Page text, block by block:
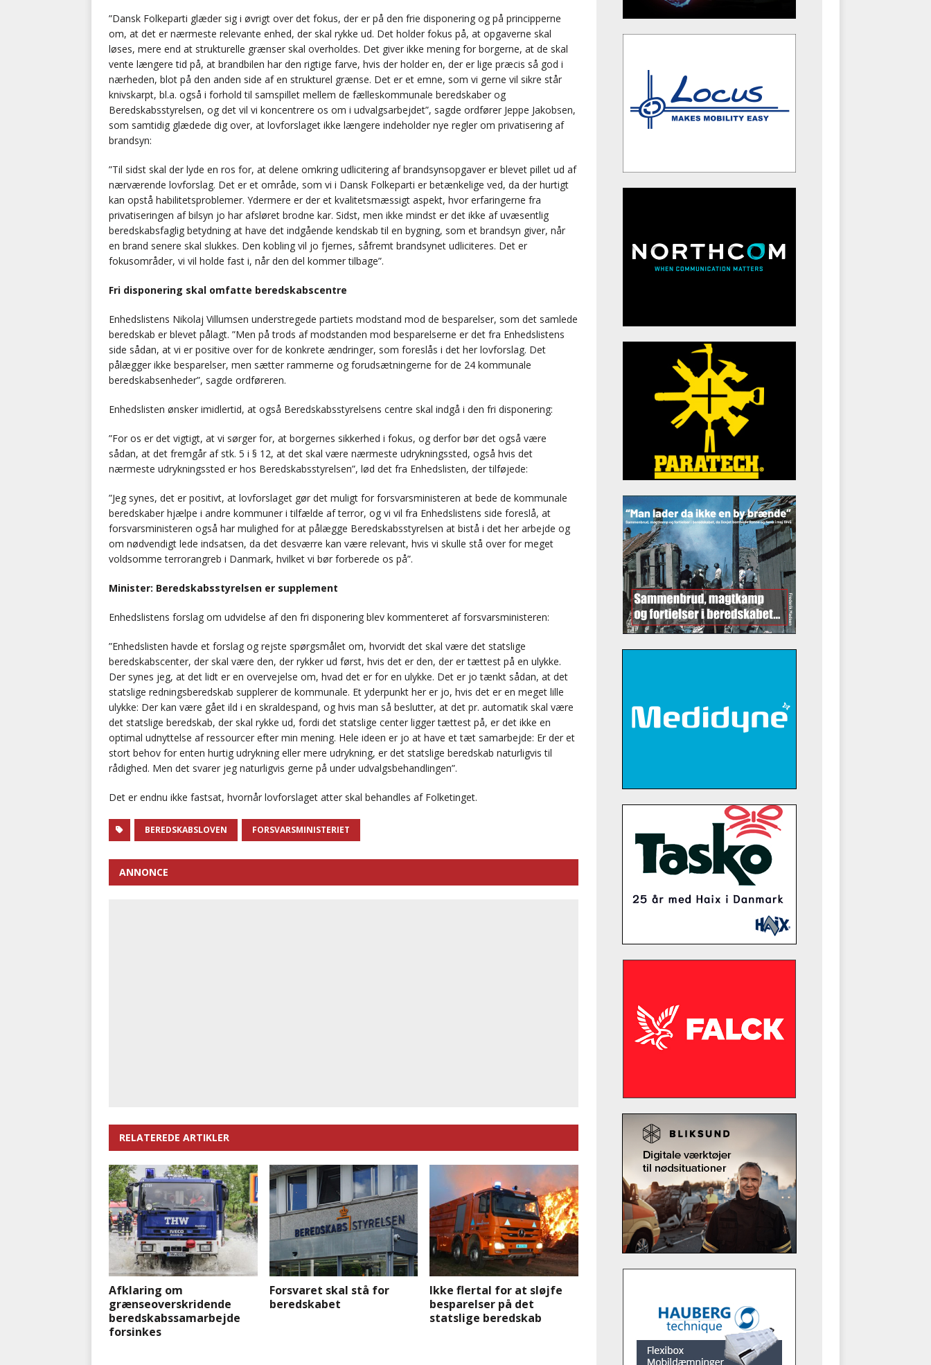
”Dansk Folkeparti glæder sig i øvrigt over det fokus, der er på den frie disponering og på principperne
om, at det er nærmeste relevante enhed, der skal rykke ud. Det holder fokus på, at opgaverne skal
løses, mere end at strukturelle grænser skal overholdes. Det giver ikke mening for borgerne, at de skal
vente længere tid på, at brandbilen har den rigtige farve, hvis der holder en, der er lige præcis så god i
nærheden, blot på den anden side af en strukturel grænse. Det er et emne, som vi gerne vil sikre står
knivskarpt, bl.a. også i forhold til samspillet mellem de fælleskommunale beredskaber og
Beredskabsstyrelsen, og det vil vi koncentrere os om i udvalgsarbejdet”, sagde ordfører Jeppe Jakobsen,
som samtidig glædede dig over, at lovforslaget ikke længere indeholder nye regler om privatisering af
brandsyn:
”Til sidst skal der lyde en ros for, at delene omkring udlicitering af brandsynsopgaver er blevet pillet ud af
nærværende lovforslag. Det er et område, som vi i Dansk Folkeparti er betænkelige ved, da der hurtigt
kan opstå habilitetsproblemer. Ydermere er der et kvalitetsmæssigt aspekt, hvor erfaringerne fra
privatiseringen af bilsyn jo har afsløret brodne kar. Sidst, men ikke mindst er det ikke af uvæsentlig
beredskabsfaglig betydning at have det indgående kendskab til en bygning, som et brandsyn giver, når
en brand senere skal slukkes. Den kobling vil jo fjernes, såfremt brandsynet udliciteres. Det er
fokusområder, vi vil holde fast i, når den del kommer tilbage”.
Fri disponering skal omfatte beredskabscentre
Enhedslistens Nikolaj Villumsen understregede partiets modstand mod de besparelser, som det samlede
beredskab er blevet pålagt. ”Men på trods af modstanden mod besparelserne er det fra Enhedslistens
side sådan, at vi er positive over for de konkrete ændringer, som foreslås i det her lovforslag. Det
pålægger ikke besparelser, men sætter rammerne og forudsætningerne for de 24 kommunale
beredskabsenheder”, sagde ordføreren.
Enhedslisten ønsker imidlertid, at også Beredskabsstyrelsens centre skal indgå i den fri disponering:
”For os er det vigtigt, at vi sørger for, at borgernes sikkerhed i fokus, og derfor bør det også være
sådan, at det fremgår af stk. 5 i § 12, at det skal være nærmeste udrykningssted, også hvis det
nærmeste udrykningssted er hos Beredskabsstyrelsen”, lød det fra Enhedslisten, der tilføjede:
”Jeg synes, det er positivt, at lovforslaget gør det muligt for forsvarsministeren at bede de kommunale
beredskaber hjælpe i andre kommuner i tilfælde af terror, og vi vil fra Enhedslistens side foreslå, at
forsvarsministeren også har mulighed for at pålægge Beredskabsstyrelsen at bistå i det her arbejde og
om nødvendigt lede indsatsen, da det desværre kan være relevant, hvis vi skulle stå over for meget
voldsomme terrorangreb i Danmark, hvilket vi bør forberede os på”.
Minister: Beredskabsstyrelsen er supplement
Enhedslistens forslag om udvidelse af den fri disponering blev kommenteret af forsvarsministeren:
”Enhedslisten havde et forslag og rejste spørgsmålet om, hvorvidt det skal være det statslige
beredskabscenter, der skal være den, der rykker ud først, hvis det er den, der er tættest på en ulykke.
Der synes jeg, at det lidt er en overvejelse om, hvad det er for en ulykke. Det er jo tænkt sådan, at det
statslige redningsberedskab supplerer de kommunale. Et yderpunkt her er jo, hvis det er en meget lille
ulykke: Der kan være gået ild i en skraldespand, og hvis man så beslutter, at det pr. automatik skal være
det statslige beredskab, der skal rykke ud, fordi det statslige center ligger tættest på, er det ikke en
optimal udnyttelse af ressourcer efter min mening. Hele ideen er jo at have et tæt samarbejde: Er der et
stort behov for enten hurtig udrykning eller mere udrykning, er det statslige beredskab naturligvis til
rådighed. Men det svarer jeg naturligvis gerne på under udvalgsbehandlingen”.
Det er endnu ikke fastsat, hvornår lovforslaget atter skal behandles af Folketinget.
BEREDSKABSLOVEN FORSVARSMINISTERIET
ANNONCE
RELATEREDE ARTIKLER
Afklaring om
grænseoverskridende
beredskabssamarbejde
forsinkes
Forsvaret skal stå for
beredskabet
Ikke flertal for at sløjfe
besparelser på det
statslige beredskab